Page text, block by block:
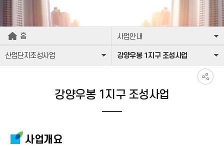
홈 사업안내
산업단지조성사업 강양우봉 1지구 조성사업
강양우봉 1지구 조성사업
사업개요